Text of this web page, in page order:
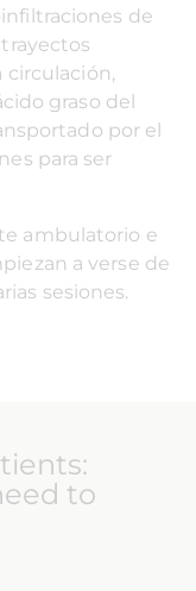
de
circulación,
graso del
por el
para ser
ambulatorio e
a verse de
sesiones.
to